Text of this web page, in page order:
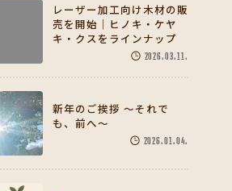
レーザー加工向け木材の販
売を開始｜ヒノキ・ケヤ
キ・クスをラインナップ
2026.03.11.
新年のご挨拶 〜それで
も、前へ〜
2026.01.04.